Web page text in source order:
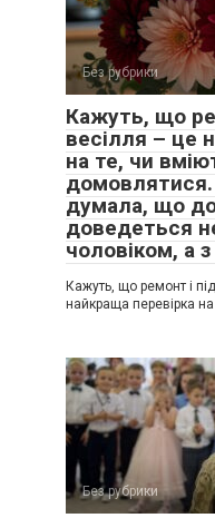
Без рубрики
Кажуть, що
весілля – це
на те, чи
домовлятися.
думала, що
доведеться
чоловіком, а
Кажуть, що ремонт і
найкраща перевірка на
Без рубрики